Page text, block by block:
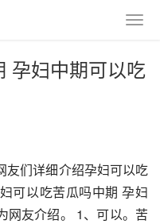
孕妇中期可以吃
友们详细介绍孕妇可以吃
可以吃苦瓜吗中期 孕妇
网友介绍。 1、可以。苦